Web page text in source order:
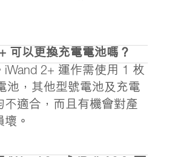
可以更換充電電池嗎？
iWand 2+ 運作需使用 1 枚
池，其他型號電池及充電
不適合，而且有機會對產
壞。